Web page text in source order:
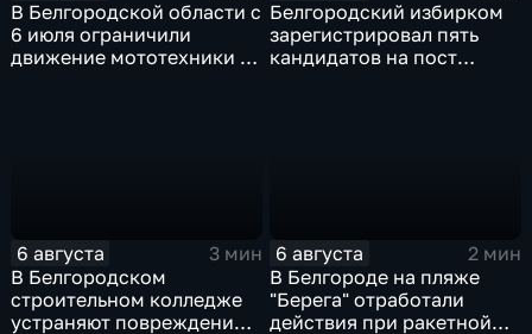
В Белгородской области с
6 июля ограничили
движение мототехники в
Белгородский избирком
зарегистрировал пять
кандидатов на пост
6 августа
3 мин
В Белгородском
строительном колледже
устраняют повреждения
6 августа
2 мин
В Белгороде на пляже
"Берега" отработали
действия при ракетной